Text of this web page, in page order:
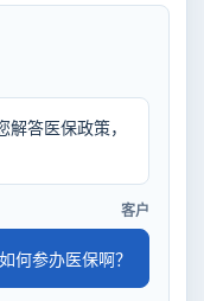
答医保政策，
客户
何参办医保啊？